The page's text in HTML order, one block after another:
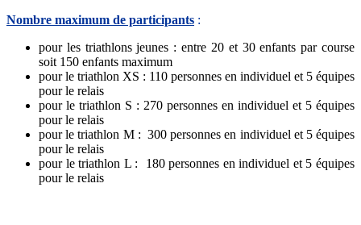
Nombre maximum de participants :
pour les triathlons jeunes : entre 20 et 30 enfants par course
soit 150 enfants maximum
pour le triathlon XS : 110 personnes en individuel et 5 équipes
pour le relais
pour le triathlon S : 270 personnes en individuel et 5 équipes
pour le relais
pour le triathlon M : 300 personnes en individuel et 5 équipes
pour le relais
pour le triathlon L : 180 personnes en individuel et 5 équipes
pour le relais